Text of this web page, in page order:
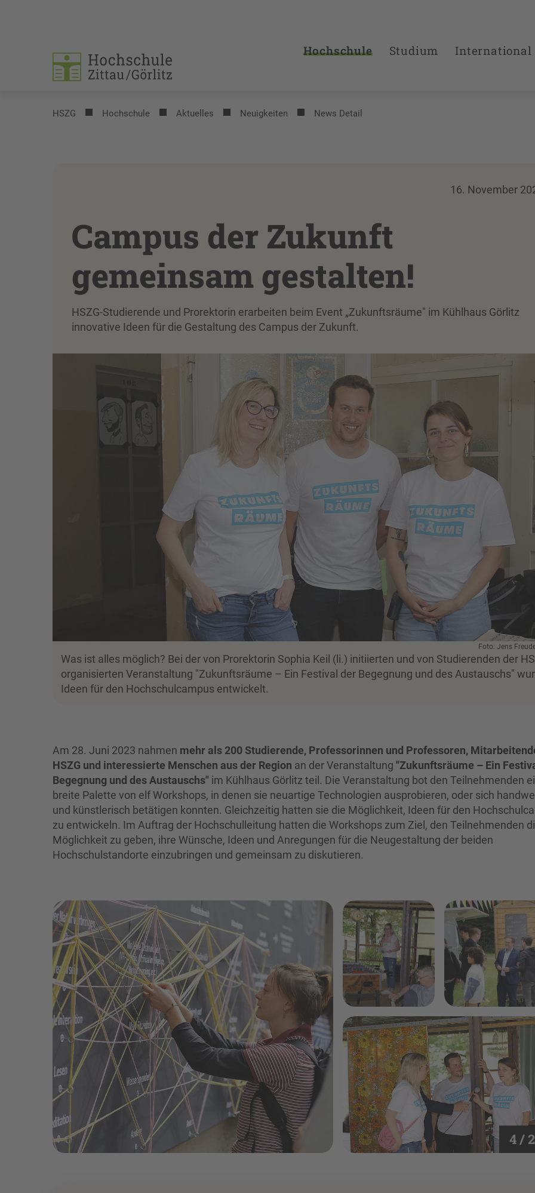
Hochschule Studium International
HSZG Hochschule Aktuelles Neuigkeiten News Detail
16. November
Campus der Zukunft
gemeinsam gestalten!
HSZG-Studierende und Prorektorin erarbeiten beim Event „Zukunftsräume" im Kühlhaus Görlitz
innovative Ideen für die Gestaltung des Campus der Zukunft.
Foto: Jens
Was ist alles möglich? Bei der von Prorektorin Sophia Keil (li.) initiierten und von Studierenden der
organisierten Veranstaltung "Zukunftsräume – Ein Festival der Begegnung und des Austauschs"
Ideen für den Hochschulcampus entwickelt.
Am 28. Juni 2023 nahmen mehr als 200 Studierende, Professorinnen und Professoren,
HSZG und interessierte Menschen aus der Region an der Veranstaltung "Zukunftsräume – Ein
Begegnung und des Austauschs" im Kühlhaus Görlitz teil. Die Veranstaltung bot den Teilnehmenden
breite Palette von elf Workshops, in denen sie neuartige Technologien ausprobieren, oder sich
und künstlerisch betätigen konnten. Gleichzeitig hatten sie die Möglichkeit, Ideen für den
zu entwickeln. Im Auftrag der Hochschulleitung hatten die Workshops zum Ziel, den Teilnehmenden
Möglichkeit zu geben, ihre Wünsche, Ideen und Anregungen für die Neugestaltung der beiden
Hochschulstandorte einzubringen und gemeinsam zu diskutieren.
4 /